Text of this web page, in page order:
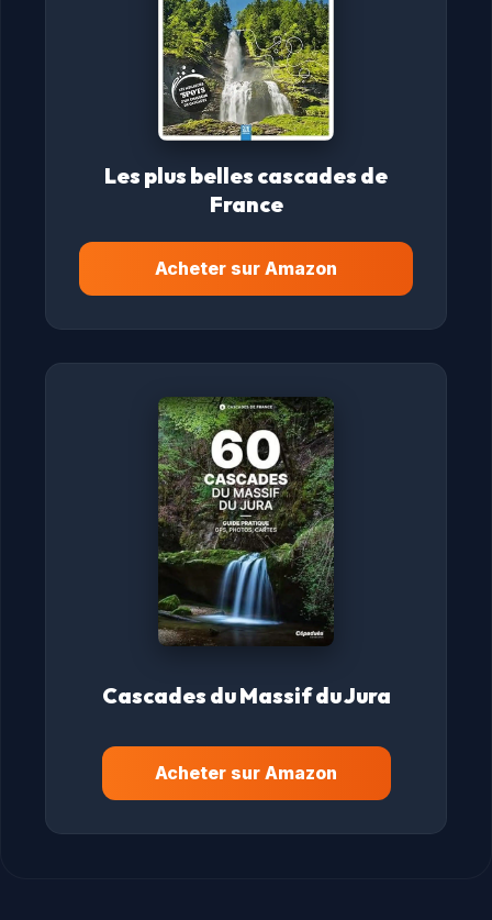
Les plus belles cascades de
France
Acheter sur Amazon
Cascades du Massif du Jura
Acheter sur Amazon